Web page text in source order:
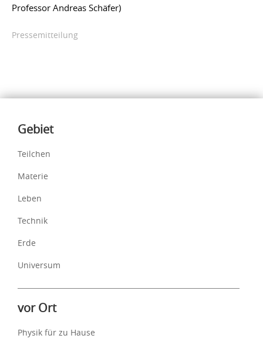
Professor Andreas Schäfer)
Pressemitteilung
Inhalte
Gebiet
Teilchen
Materie
Leben
Technik
Erde
Universum
vor Ort
Physik für zu Hause